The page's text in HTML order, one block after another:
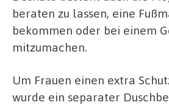
beraten zu lassen, eine
bekommen oder bei einem
mitzumachen.
Um Frauen einen extra
wurde ein separater